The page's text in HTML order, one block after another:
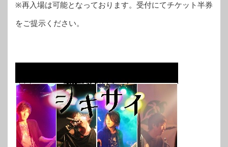
※再入場は可能となっております。受付にてチケット半券
をご提示ください。